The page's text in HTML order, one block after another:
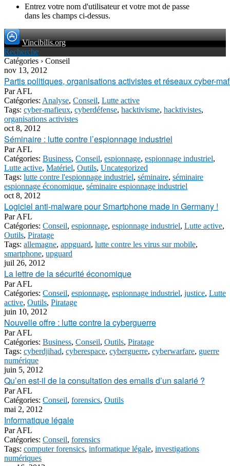
Entrez votre nom d'utilisateur et votre mot de passe
dans les champs ci-dessus.
Vincibilis.org
Recherche
Catégories › Conseil
nov 13, 2012
Partis politiques, organisations activistes et réseaux cyber-
ParAFL
Catégories: Analyse, Conseil, Lutte active
Tags: cyber-mafieux, cyberdéfense, hacktivisme, hacktivistes,
organisations activistes
oct 8, 2012
Séminaire : lutte contre l’espionnage industriel
ParAFL
Catégories: Business, Conseil, espionnage, espionnage industriel,
Lutte active, Matériel, Outils, Uncategorized
Tags: lutte contre l'espionnage industriel, séminaire, séminaire
espionnage économique, séminaire espionnage industriel
oct 8, 2012
Logiciel anti-malware pour Smartphone made in Germany !
ParAFL
Catégories: Conseil, espionnage, espionnage industriel, Lutte active,
Outils, Piratage
Tags: allemagne, appguard, lutte contre les virus sur mobile,
smartphone, upguard
juil 26, 2012
La lettre de la sécurité économique
ParAFL
Catégories: Conseil, espionnage, espionnage industriel, justice, Lutte
active, Outils, Piratage
juin 10, 2012
Nouvelle offre : lutte contre la cyberguerre
ParAFL
Catégories: Business, Conseil, Outils, Piratage
Tags: cyberdjihad, cyberespace, cyberguerre, cyberwarfare, guerre
numérique
juin 5, 2012
Qu’en est-il de la consultation des emails d’un salarié ?
ParAFL
Catégories: Conseil, forensics, Outils
mai 2, 2012
Informatique légale
ParAFL
Catégories: Conseil, forensics
Tags: computer forensics, informatique légale, investigations
numériques